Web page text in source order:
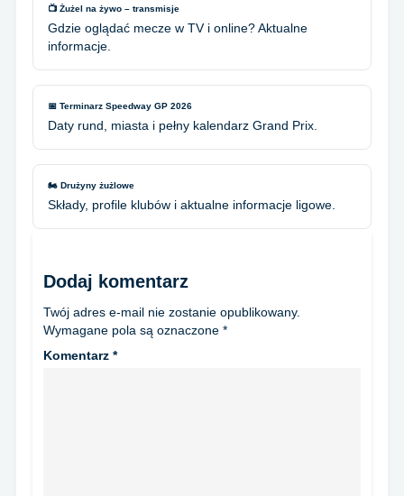
📺 Żużel na żywo – transmisje
Gdzie oglądać mecze w TV i online? Aktualne
informacje.
📅 Terminarz Speedway GP 2026
Daty rund, miasta i pełny kalendarz Grand Prix.
🏍️ Drużyny żużlowe
Składy, profile klubów i aktualne informacje ligowe.
Dodaj komentarz
Twój adres e-mail nie zostanie opublikowany.
Wymagane pola są oznaczone *
Komentarz *